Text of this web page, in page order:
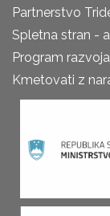
Partnerstvo
Spletna stran -
Program
Kmetovati z